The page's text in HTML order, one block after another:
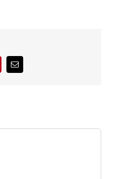
PinterestCorreo
electrónico